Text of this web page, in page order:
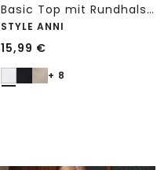
Basic Top mit Rundhals in Unifarbe
STYLE ANNI
15,99 €
+ 8